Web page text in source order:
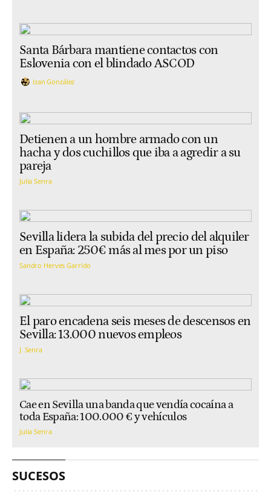
Santa Bárbara mantiene contactos con
Eslovenia con el blindado ASCOD
Izan González
Detienen a un hombre armado con un
hacha y dos cuchillos que iba a agredir a su
pareja
Julia Senra
Sevilla lidera la subida del precio del alquiler
en España: 250€ más al mes por un piso
Sandro Herves Garrido
El paro encadena seis meses de descensos en
Sevilla: 13.000 nuevos empleos
J. Senra
Cae en Sevilla una banda que vendía cocaína a
toda España: 100.000 € y vehículos
Julia Senra
SUCESOS